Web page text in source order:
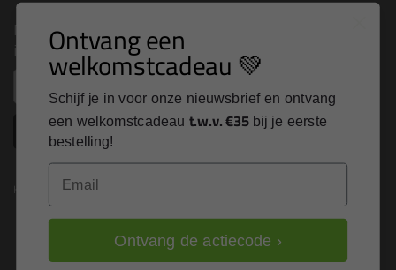
Nieuws, tips en exclusieve deals rechtstreeks in je
inbox
Inschrijven
Kitcentrum is trots op:
Ontvang een
welkomstcadeau 💚
Schijf je in voor onze nieuwsbrief en ontvang
een welkomstcadeau t.w.v. €35 bij je eerste
bestelling!
Email
Ontvang de actiecode ›